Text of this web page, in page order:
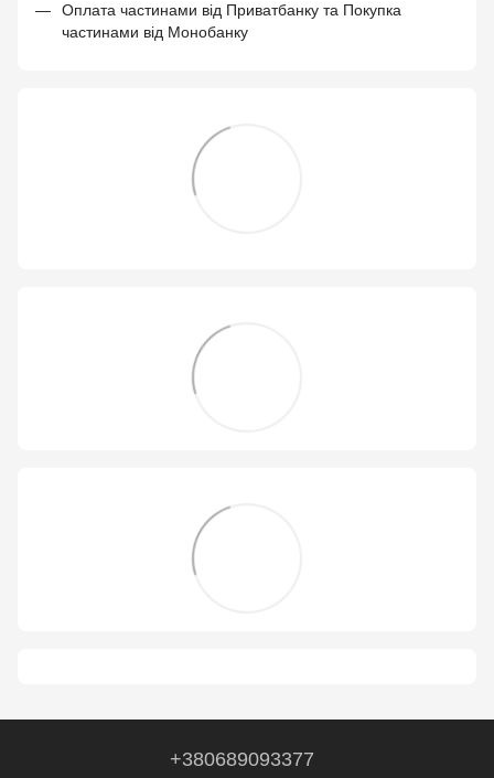
Оплата частинами від Приватбанку та Покупка
частинами від Монобанку
+380689093377